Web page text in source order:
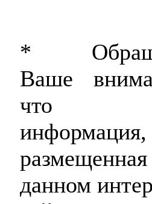
*
Ваше
что
информация,
данном